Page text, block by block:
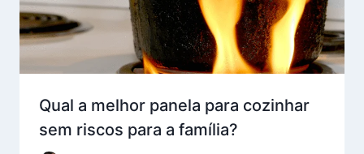
Qual a melhor panela para cozinhar
sem riscos para a família?